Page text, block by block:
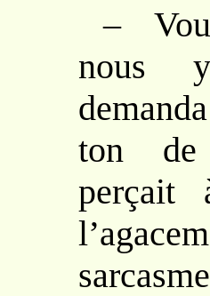
–
nous
ton de